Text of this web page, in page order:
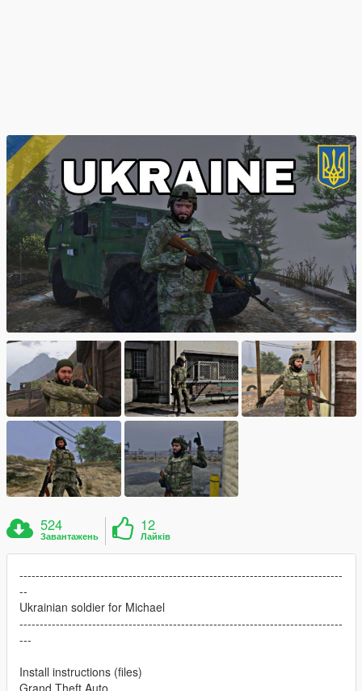
524
Завантажень
12
Лайків
--------------------------------------------------------------------------------
--
Ukrainian soldier for Michael
--------------------------------------------------------------------------------
---
Install instructions (files)